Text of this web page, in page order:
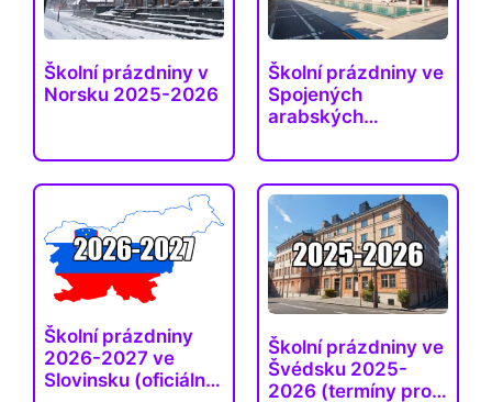
Školní prázdniny v
Norsku 2025-2026
Školní prázdniny ve
Spojených
arabských
2026
Školní prázdniny
2026-2027 ve
Slovinsku (oficiální
Školní prázdniny ve
Švédsku 2025-
2026 (termíny pro…